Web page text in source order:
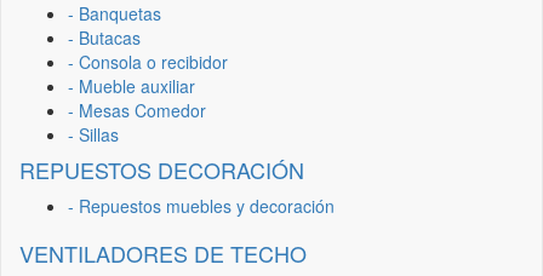
- Banquetas
- Butacas
- Consola o recibidor
- Mueble auxiliar
- Mesas Comedor
- Sillas
REPUESTOS DECORACIÓN
- Repuestos muebles y decoración
VENTILADORES DE TECHO